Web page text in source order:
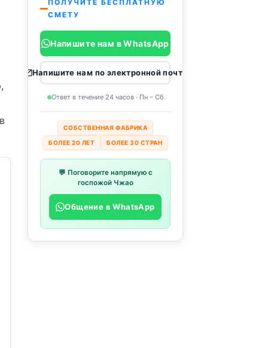
ПОЛУЧИТЕ БЕСПЛАТНУЮ
СМЕТУ
Напишите нам в WhatsApp
Напишите нам по электронной почте
Ответ в течение 24 часов · Пн – Сб
СОБСТВЕННАЯ ФАБРИКА
БОЛЕЕ 20 ЛЕТ БОЛЕЕ 30 СТРАН
💬 Поговорите напрямую с
госпожой Чжао
Общение в WhatsApp